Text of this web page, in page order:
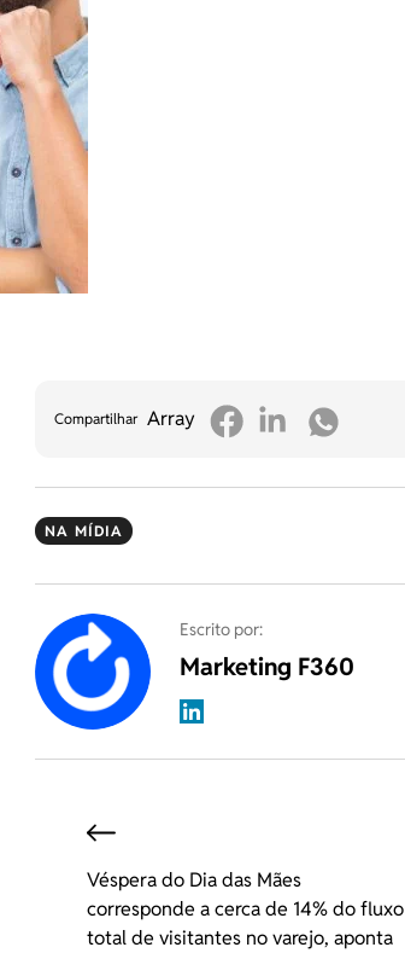
Compartilhar Array
NA MÍDIA
Escrito por:
Marketing F360
Véspera do Dia das Mães
corresponde a cerca de 14% do fluxo
total de visitantes no varejo, aponta